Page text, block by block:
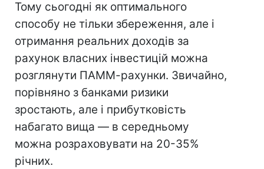
Тому сьогодні як оптимального
способу не тільки збереження, але і
отримання реальних доходів за
рахунок власних інвестицій можна
розглянути ПАММ-рахунки. Звичайно,
порівняно з банками ризики
зростають, але і прибутковість
набагато вища — в середньому
можна розраховувати на 20-35%
річних.